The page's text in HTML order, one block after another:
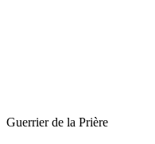
Guerrier de la Prière